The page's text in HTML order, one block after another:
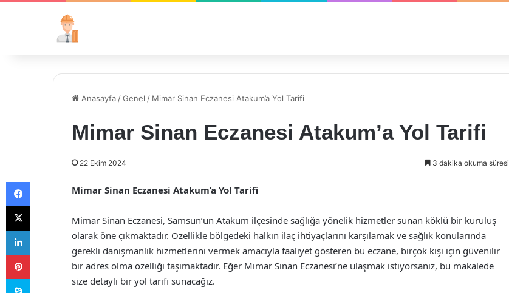
Anasayfa /Genel / Mimar Sinan Eczanesi Atakum’a Yol Tarifi
Mimar Sinan Eczanesi Atakum’a Yol Tarifi
22 Ekim 2024 3 dakika okuma süresi
Mimar Sinan Eczanesi Atakum’a Yol Tarifi
Mimar Sinan Eczanesi, Samsun’un Atakum ilçesinde sağlığa yönelik hizmetler sunan köklü bir kuruluş
olarak öne çıkmaktadır. Özellikle bölgedeki halkın ilaç ihtiyaçlarını karşılamak ve sağlık konularında
gerekli danışmanlık hizmetlerini vermek amacıyla faaliyet gösteren bu eczane, birçok kişi için güvenilir
bir adres olma özelliği taşımaktadır. Eğer Mimar Sinan Eczanesi’ne ulaşmak istiyorsanız, bu makalede
size detaylı bir yol tarifi sunacağız.
Facebook
X
LinkedIn
Pinterest
Skype